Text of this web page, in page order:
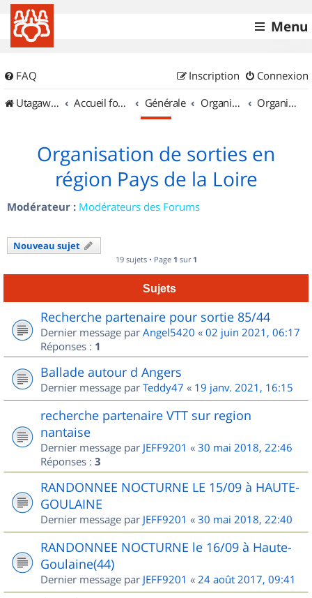
Menu
FAQ Connexion
Inscription
UtagawaVTT (Randos VTT et VTTAE avec traces GPS)
Accueil forum Générale Organisation de sorties & Recherche de partenaires Organisation de sorties en région Pays de la Loire
Organisation de sorties en
région Pays de la Loire
Modérateur : Modérateurs des Forums
Nouveau sujet
19 sujets • Page 1 sur 1
Sujets
Recherche partenaire pour sortie 85/44
Dernier message par Angel5420 « 02 juin 2021, 06:17
Réponses : 1
Ballade autour d Angers
Dernier message par Teddy47 « 19 janv. 2021, 16:15
recherche partenaire VTT sur region
nantaise
Dernier message par JEFF9201 « 30 mai 2018, 22:46
Réponses : 3
RANDONNEE NOCTURNE LE 15/09 à HAUTE-
GOULAINE
Dernier message par JEFF9201 « 30 mai 2018, 22:40
RANDONNEE NOCTURNE le 16/09 à Haute-
Goulaine(44)
Dernier message par JEFF9201 « 24 août 2017, 09:41